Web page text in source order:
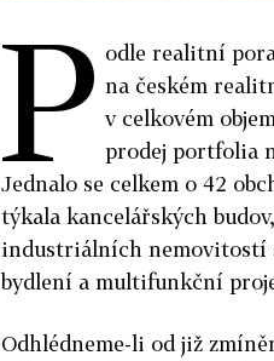
P odle realitní
na českém
v celkovém
prodej portfolia
Jednalo se celkem o 42
týkala kancelářských
industriálních nemovitostí
bydlení a multifunkční
Odhlédneme-li od již